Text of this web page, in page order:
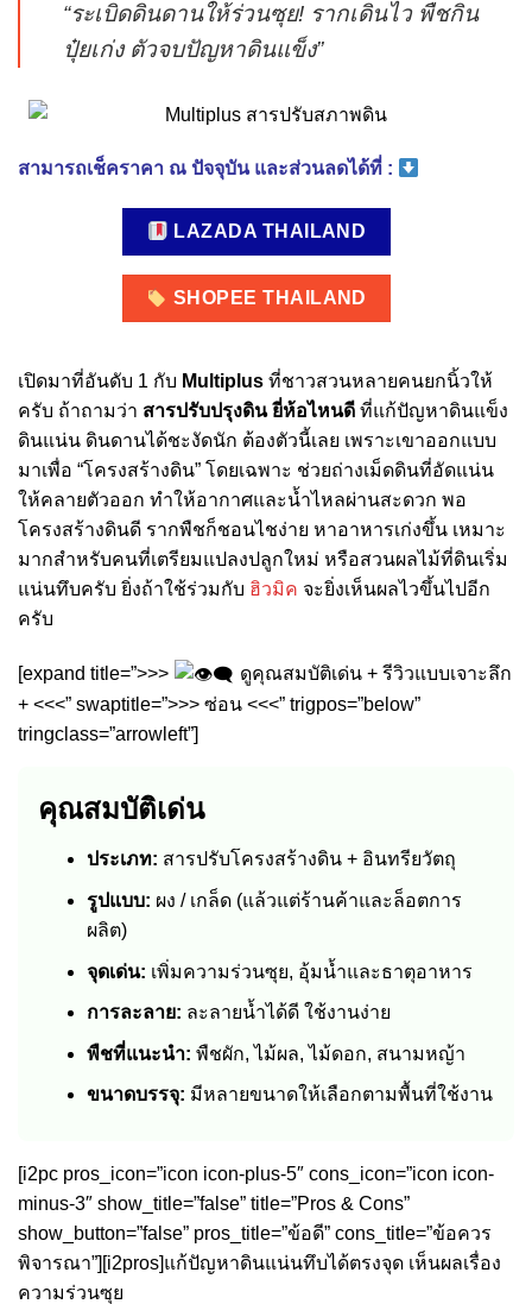
“ระเบิดดินดานให้ร่วนซุย! รากเดินไว พืชกิน
ปุ๋ยเก่ง ตัวจบปัญหาดินแข็ง”
สามารถเช็คราคา ณ ปัจจุบัน และส่วนลดได้ที่ :
LAZADA THAILAND
SHOPEE THAILAND
เปิดมาที่อันดับ 1 กับ Multiplus ที่ชาวสวนหลายคนยกนิ้วให้
ครับ ถ้าถามว่า สารปรับปรุงดิน ยี่ห้อไหนดี ที่แก้ปัญหาดินแข็ง
ดินแน่น ดินดานได้ชะงัดนัก ต้องตัวนี้เลย เพราะเขาออกแบบ
มาเพื่อ “โครงสร้างดิน” โดยเฉพาะ ช่วยถ่างเม็ดดินที่อัดแน่น
ให้คลายตัวออก ทำให้อากาศและน้ำไหลผ่านสะดวก พอ
โครงสร้างดินดี รากพืชก็ชอนไชง่าย หาอาหารเก่งขึ้น เหมาะ
มากสำหรับคนที่เตรียมแปลงปลูกใหม่ หรือสวนผลไม้ที่ดินเริ่ม
แน่นทึบครับ ยิ่งถ้าใช้ร่วมกับ ฮิวมิค จะยิ่งเห็นผลไวขึ้นไปอีก
ครับ
[expand title=”>>>
ดูคุณสมบัติเด่น + รีวิวแบบเจาะลึก
+ <<<” swaptitle=”>>> ซ่อน <<<” trigpos=”below”
tringclass=”arrowleft”]
คุณสมบัติเด่น
ประเภท: สารปรับโครงสร้างดิน + อินทรียวัตถุ
รูปแบบ: ผง / เกล็ด (แล้วแต่ร้านค้าและล็อตการ
ผลิต)
จุดเด่น: เพิ่มความร่วนซุย, อุ้มน้ำและธาตุอาหาร
การละลาย: ละลายน้ำได้ดี ใช้งานง่าย
พืชที่แนะนำ: พืชผัก, ไม้ผล, ไม้ดอก, สนามหญ้า
ขนาดบรรจุ: มีหลายขนาดให้เลือกตามพื้นที่ใช้งาน
[i2pc pros_icon=”icon icon-plus-5″ cons_icon=”icon icon-
minus-3″ show_title=”false” title=”Pros & Cons”
show_button=”false” pros_title=”ข้อดี” cons_title=”ข้อควร
พิจารณา”][i2pros]แก้ปัญหาดินแน่นทึบได้ตรงจุด เห็นผลเรื่อง
ความร่วนซุย